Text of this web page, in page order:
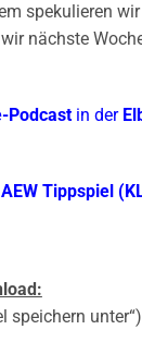
spekulieren
wir nächste
Podcast in der
AEW Tippspiel
speichern unter“)